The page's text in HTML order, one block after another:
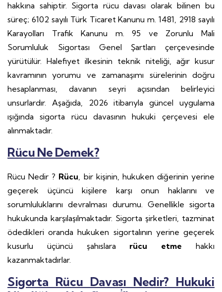
hakkına sahiptir. Sigorta rücu davası olarak bilinen bu
süreç; 6102 sayılı Türk Ticaret Kanunu m. 1481, 2918 sayılı
Karayolları Trafik Kanunu m. 95 ve Zorunlu Mali
Sorumluluk Sigortası Genel Şartları çerçevesinde
yürütülür. Halefiyet ilkesinin teknik niteliği, ağır kusur
kavramının yorumu ve zamanaşımı sürelerinin doğru
hesaplanması, davanın seyri açısından belirleyici
unsurlardır. Aşağıda, 2026 itibarıyla güncel uygulama
ışığında sigorta rücu davasının hukuki çerçevesi ele
alınmaktadır.
Rücu Ne Demek?
Rücu Nedir ? Rücu, bir kişinin, hukuken diğerinin yerine
geçerek üçüncü kişilere karşı onun haklarını ve
sorumluluklarını devralması durumu. Genellikle sigorta
hukukunda karşılaşılmaktadır. Sigorta şirketleri, tazminat
ödedikleri oranda hukuken sigortalının yerine geçerek
kusurlu üçüncü şahıslara rücu etme hakkı
kazanmaktadırlar.
Sigorta Rücu Davası Nedir? Hukuki